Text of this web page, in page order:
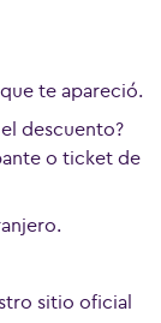
te apareció.
descuento?
o ticket de
sitio oficial